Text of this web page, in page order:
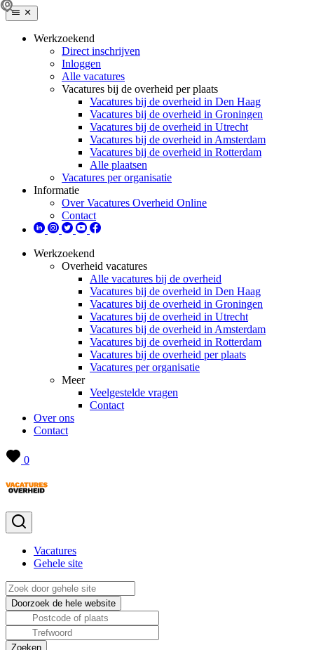
Werkzoekend
Direct inschrijven
Inloggen
Alle vacatures
Vacatures bij de overheid per plaats
Vacatures bij de overheid in Den Haag
Vacatures bij de overheid in Groningen
Vacatures bij de overheid in Utrecht
Vacatures bij de overheid in Amsterdam
Vacatures bij de overheid in Rotterdam
Alle plaatsen
Vacatures per organisatie
Informatie
Over Vacatures Overheid Online
Contact
Werkzoekend
Overheid vacatures
Alle vacatures bij de overheid
Vacatures bij de overheid in Den Haag
Vacatures bij de overheid in Groningen
Vacatures bij de overheid in Utrecht
Vacatures bij de overheid in Amsterdam
Vacatures bij de overheid in Rotterdam
Vacatures bij de overheid per plaats
Vacatures per organisatie
Meer
Veelgestelde vragen
Contact
Over ons
Contact
0
Vacatures
Gehele site